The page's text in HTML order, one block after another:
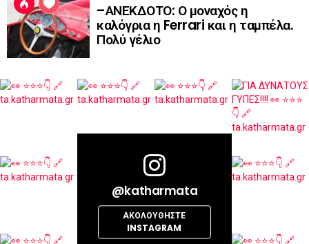
–ΑΝΕΚΔΟΤΟ: Ο μοναχός η
καλόγρια η Ferrari και η ταμπέλα.
Πολύ γέλιο
@katharmata
ΑΚΟΛΟΥΘΉΣΤΕ
INSTAGRAM